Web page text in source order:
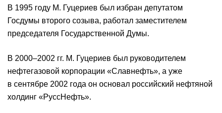
В 1995 году М. Гуцериев был избран депутатом
Госдумы второго созыва, работал заместителем
председателя Государственной Думы.
В 2000–2002 гг. М. Гуцериев был руководителем
нефтегазовой корпорации «Славнефть», а уже
в сентябре 2002 года он основал российский нефтяной
холдинг «РуссНефть».